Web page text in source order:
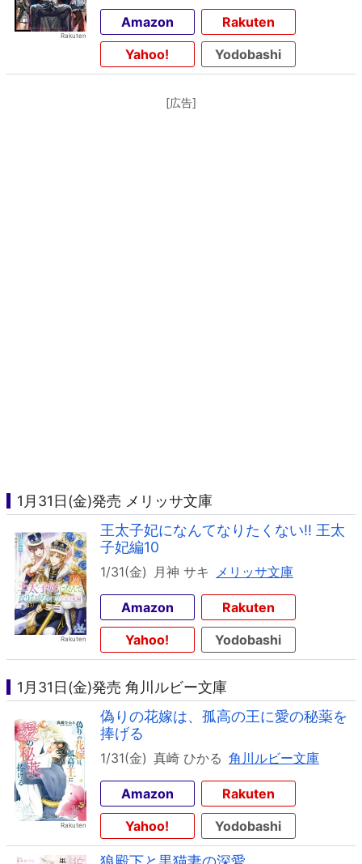
Amazon
Rakuten
Yahoo!
Yodobashi
[広告]
1月31日(金)発売 メリッサ文庫
王太子妃になんてなりたくない!! 王太
子妃編10
1/31(金) 月神 サキ メリッサ文庫
Amazon
Rakuten
Yahoo!
Yodobashi
1月31日(金)発売 角川ルビー文庫
偽りの花嫁は、孤高の王に愛の秘薬を
捧げる
1/31(金) 真崎 ひかる 角川ルビー文庫
Amazon
Rakuten
Yahoo!
Yodobashi